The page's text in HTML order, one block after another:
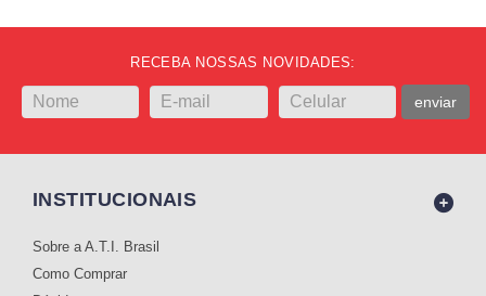
RECEBA NOSSAS NOVIDADES:
enviar
INSTITUCIONAIS
Sobre a A.T.I. Brasil
Como Comprar